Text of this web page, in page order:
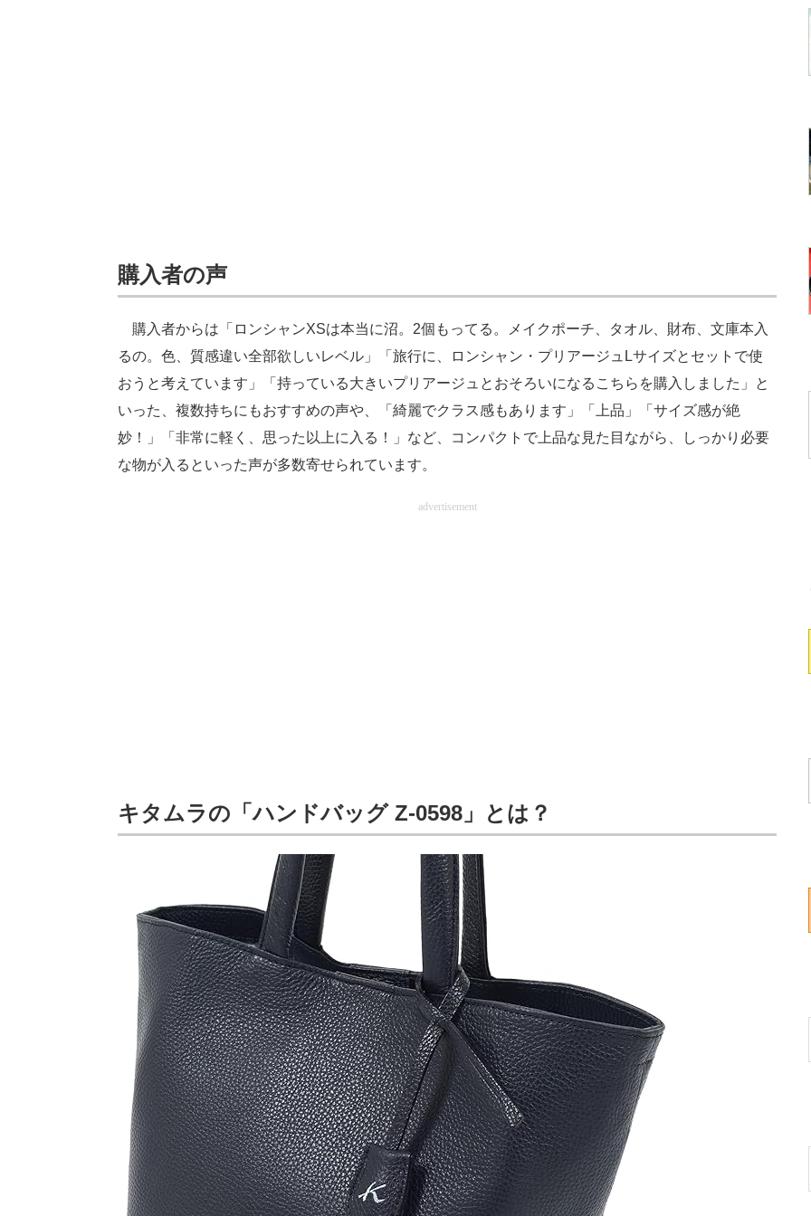
購入者の声
購入者からは「ロンシャンXSは本当に沼。2個もってる。メイクポーチ、タオル、財布、文庫本入
るの。色、質感違い全部欲しいレベル」「旅行に、ロンシャン・プリアージュLサイズとセットで使
おうと考えています」「持っている大きいプリアージュとおそろいになるこちらを購入しました」と
いった、複数持ちにもおすすめの声や、「綺麗でクラス感もあります」「上品」「サイズ感が絶
妙！」「非常に軽く、思った以上に入る！」など、コンパクトで上品な見た目ながら、しっかり必要
な物が入るといった声が多数寄せられています。
advertisement
キタムラの「ハンドバッグ Z-0598」とは？